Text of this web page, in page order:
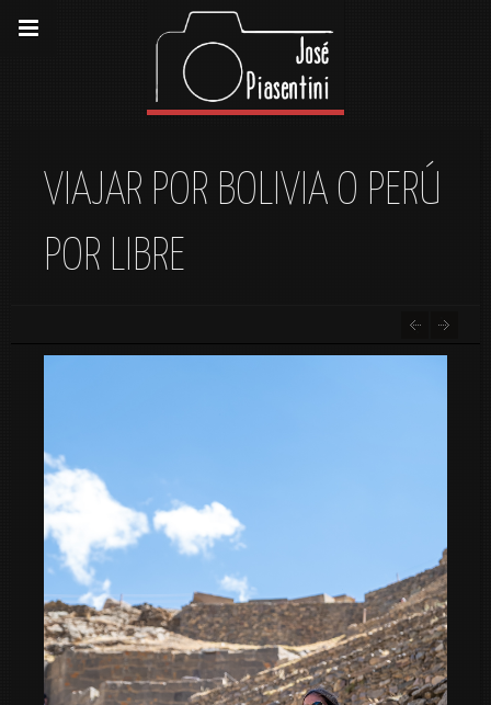
VIAJAR POR BOLIVIA O PERÚ
POR LIBRE